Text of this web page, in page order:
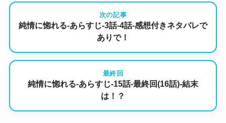
次の記事
純情に惚れる-あらすじ-3話-4話-感想付きネタバレで
ありで！
最終回
純情に惚れる-あらすじ-15話-最終回(16話)-結末
は！？